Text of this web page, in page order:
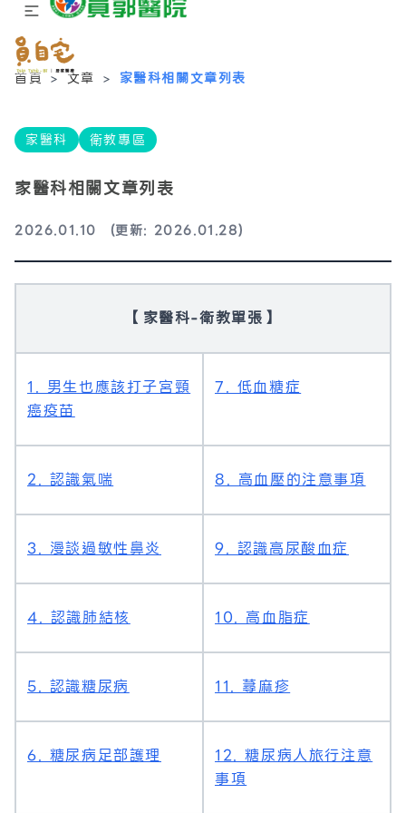
首頁 > 文章 > 家醫科相關文章列表
家醫科 衛教專區
家醫科相關文章列表
2026.01.10 (更新: 2026.01.28)
【家醫科-衛教單張】
1. 男生也應該打子宮頸
癌疫苗
7. 低血糖症
2. 認識氣喘 8. 高血壓的注意事項
3. 漫談過敏性鼻炎 9. 認識高尿酸血症
4. 認識肺結核 10. 高血脂症
5. 認識糖尿病 11. 蕁麻疹
6. 糖尿病足部護理
12. 糖尿病人旅行注意
事項